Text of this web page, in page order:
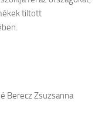
tiltott
Berecz Zsuzsanna